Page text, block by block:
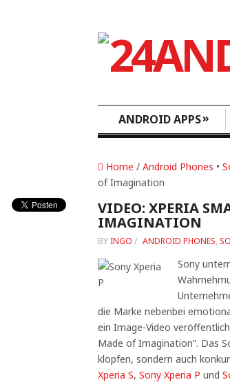
ANDROID APPS»
Home / Android Phones •
of Imagination
VIDEO: XPERIA
IMAGINATION
BY INGO / ANDROID PHONES,
Sony
die Marke nebenbei
ein Image-Video
Made of Imagination”. Das
klopfen, sondern auch
Xperia S, Sony Xperia P und